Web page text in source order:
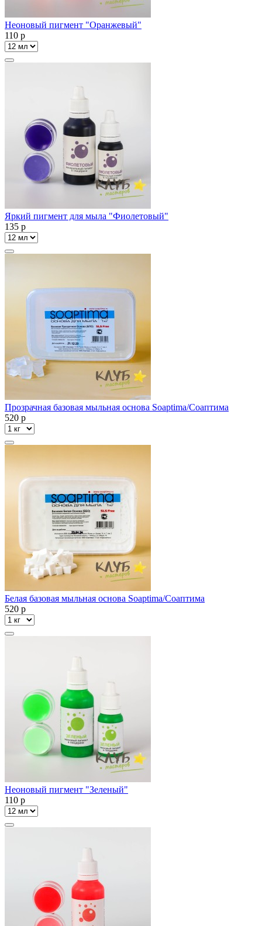
Неоновый пигмент "Оранжевый"
110 p
Яркий пигмент для мыла "Фиолетовый"
135 p
Прозрачная базовая мыльная основа Soaptima/Соаптима
520 p
Белая базовая мыльная основа Soaptima/Соаптима
520 p
Неоновый пигмент "Зеленый"
110 p